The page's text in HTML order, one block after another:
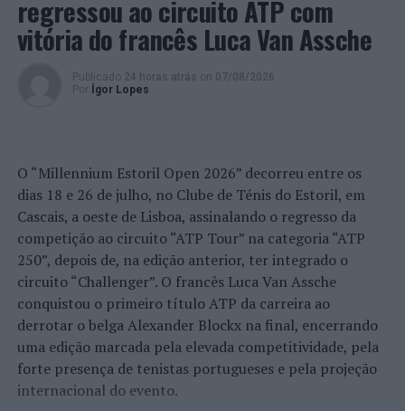
realiza entre os dias 27 e 29 de outubro.
Foto: DR.
TÓPICOS RELACIONADOS:
Universidade do Minho organiza Congresso da Sociedade
Portuguesa de Estatística
NÃO PERCA
InterContinental Lisbon “faz a diferença”
regressou ao circuito ATP com
vitória do francês Luca Van Assche
Publicado 24 horas atrás on 07/08/2026
Por
Ígor Lopes
O “Millennium Estoril Open 2026” decorreu entre os
dias 18 e 26 de julho, no Clube de Ténis do Estoril, em
Cascais, a oeste de Lisboa, assinalando o regresso da
competição ao circuito “ATP Tour” na categoria “ATP
250”, depois de, na edição anterior, ter integrado o
circuito “Challenger”. O francês Luca Van Assche
conquistou o primeiro título ATP da carreira ao
derrotar o belga Alexander Blockx na final, encerrando
uma edição marcada pela elevada competitividade, pela
forte presença de tenistas portugueses e pela projeção
internacional do evento.